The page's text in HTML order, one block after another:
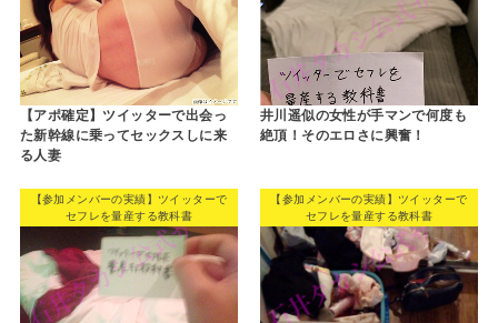
【アポ確定】ツイッターで出会っ
た新幹線に乗ってセックスしに来
る人妻
井川遥似の女性が手マンで何度も
絶頂！そのエロさに興奮！
【参加メンバーの実績】ツイッターで
セフレを量産する教科書
【参加メンバーの実績】ツイッターで
セフレを量産する教科書